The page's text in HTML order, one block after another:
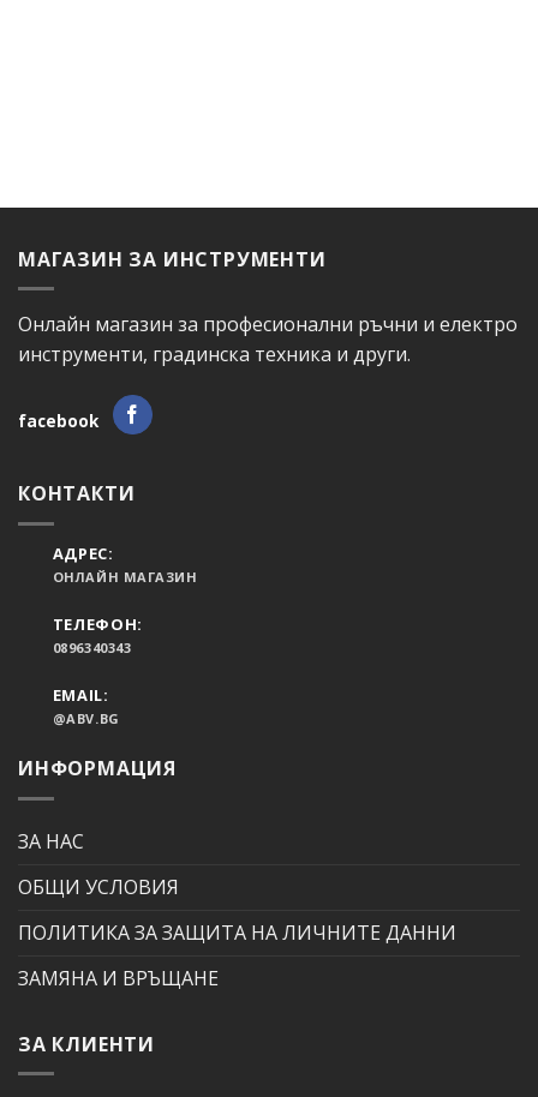
МАГАЗИН ЗА ИНСТРУМЕНТИ
Онлайн магазин за професионални ръчни и електро
инструменти, градинска техника и други.
facebook
КОНТАКТИ
АДРЕС:
ОНЛАЙН МАГАЗИН
ТЕЛЕФОН:
0896340343
EMAIL:
@ABV.BG
ИНФОРМАЦИЯ
ЗА НАС
ОБЩИ УСЛОВИЯ
ПОЛИТИКА ЗА ЗАЩИТА НА ЛИЧНИТЕ ДАННИ
ЗАМЯНА И ВРЪЩАНЕ
ЗА КЛИЕНТИ